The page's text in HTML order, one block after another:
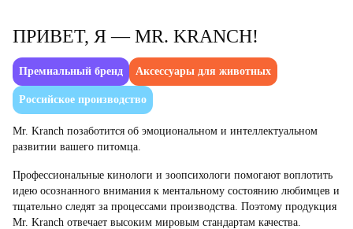
ПРИВЕТ, Я — MR. KRANCH!
Премиальный бренд Аксессуары для животных
Российское производство
Mr. Kranch позаботится об эмоциональном и интеллектуальном
развитии вашего питомца.
Профессиональные кинологи и зоопсихологи помогают воплотить
идею осознанного внимания к ментальному состоянию любимцев и
тщательно следят за процессами производства. Поэтому продукция
Mr. Kranch отвечает высоким мировым стандартам качества.